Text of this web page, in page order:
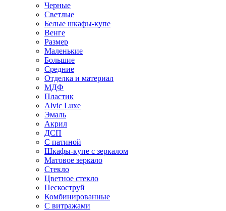
Черные
Светлые
Белые шкафы-купе
Венге
Размер
Маленькие
Большие
Средние
Отделка и материал
МДФ
Пластик
Alvic Luxe
Эмаль
Акрил
ДСП
С патиной
Шкафы-купе с зеркалом
Матовое зеркало
Стекло
Цветное стекло
Пескоструй
Комбинированные
С витражами